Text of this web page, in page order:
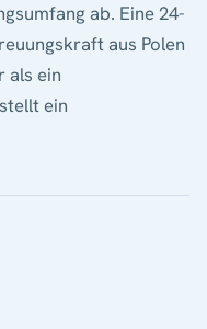
ab. Eine 24-
aus Polen
als ein
ein